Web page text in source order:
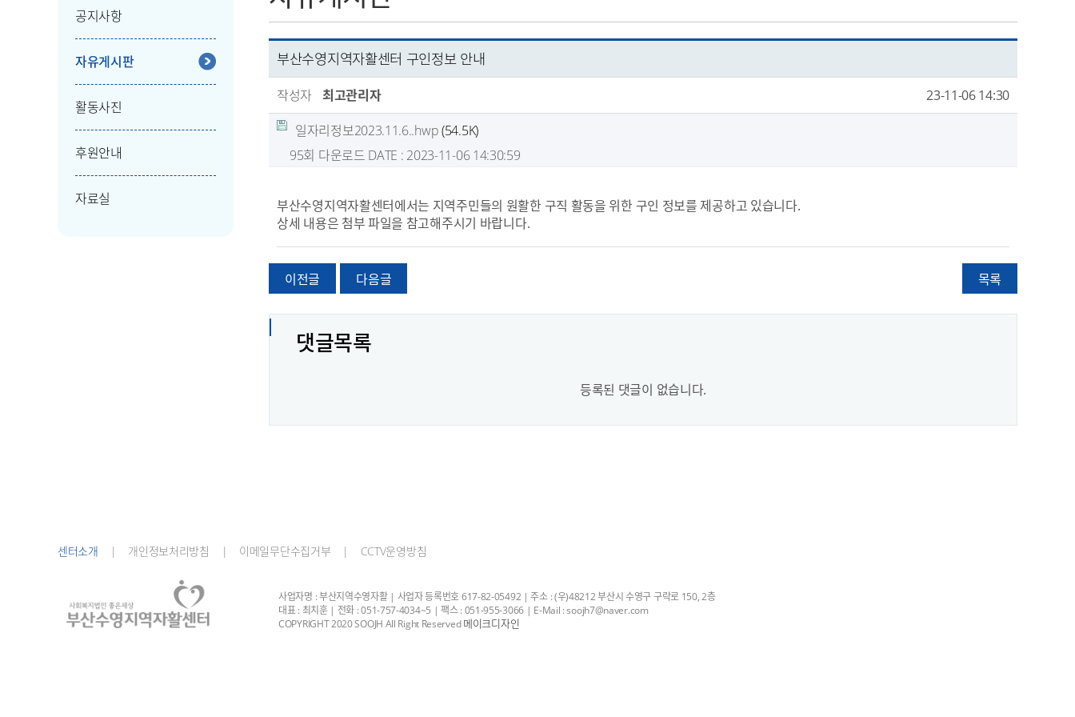
공지사항
자유게시판
활동사진
후원안내
자료실
부산수영지역자활센터 구인정보 안내
작성자 최고관리자
23-11-06 14:30
일자리정보2023.11.6..hwp(54.5K)
95회 다운로드 DATE : 2023-11-06 14:30:59
부산수영지역자활센터에서는 지역주민들의 원활한 구직 활동을 위한 구인 정보를 제공하고 있습니다.
상세 내용은 첨부 파일을 참고해주시기 바랍니다.
이전글 다음글 목록
댓글목록
등록된 댓글이 없습니다.
센터소개 | 개인정보처리방침 | 이메일무단수집거부 | CCTV운영방침
사업자명 : 부산지역수영자활 | 사업자 등록번호 617-82-05492 | 주소 : (우)48212 부산시 수영구 구락로 150, 2층
대표 : 최치훈 | 전화 : 051-757-4034~5 | 팩스 : 051-955-3066 | E-Mail : soojh7@naver.com
COPYRIGHT 2020 SOOJH All Right Reserved메이크디자인